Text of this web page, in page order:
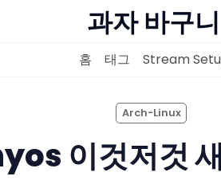
과자 바구니
홈 태그 Stream
Arch-Linux
이것저것